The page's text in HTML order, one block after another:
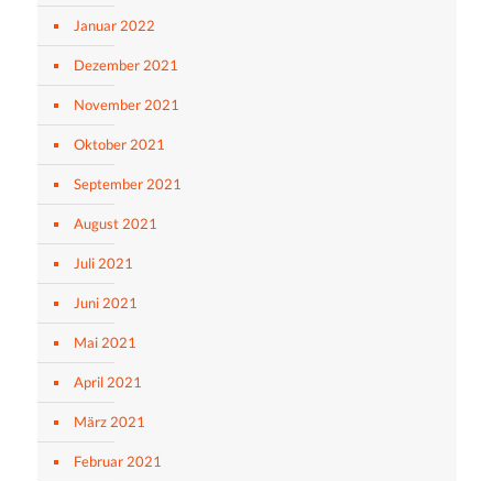
Januar 2022
Dezember 2021
November 2021
Oktober 2021
September 2021
August 2021
Juli 2021
Juni 2021
Mai 2021
April 2021
März 2021
Februar 2021